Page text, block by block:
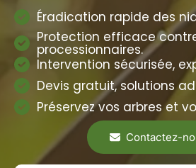
Éradication rapide des
Protection efficace
processionnaires.
Intervention sécurisée,
Devis gratuit, solutions
Préservez vos arbres et
Contactez-